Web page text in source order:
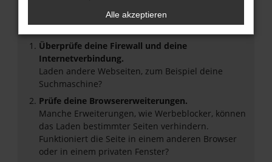
Beim Laden ist ein Fehler aufgetreten.
Hier sind ein paar Tipps, die dir helfen können:
Überprüfe deine Firewall und deine
Internetverbindung.
Laden andere Webseiten, zum Beispiel deine
Suchmaschine?
Prüfe deine Browsererweiterungen.
Manche Erweiterungen, wie Werbeblocker, können
das Laden bestimmter Seiten verhindern.
Funktioniert die Seite in einem anderen Browser
oder in einem privaten Fenster?
Alle akzeptieren